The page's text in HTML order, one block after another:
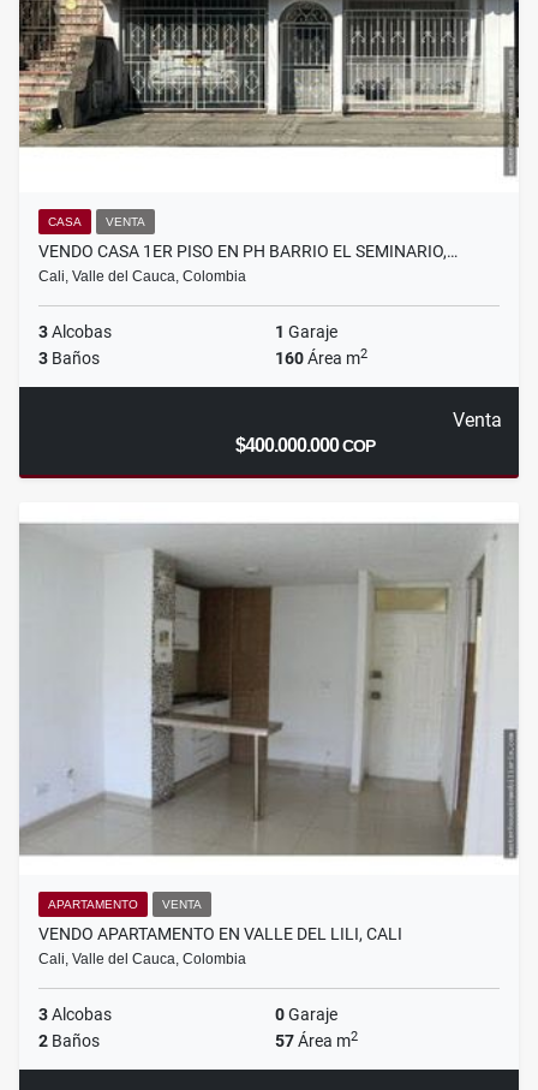
CASA VENTA
VENDO CASA 1ER PISO EN PH BARRIO EL SEMINARIO,…
Cali, Valle del Cauca, Colombia
3Alcobas 1 Garaje
3 Baños 160Área m2
Venta
$400.000.000COP
APARTAMENTO VENTA
VENDO APARTAMENTO EN VALLE DEL LILI, CALI
Cali, Valle del Cauca, Colombia
3Alcobas 0Garaje
2 Baños 57Área m2